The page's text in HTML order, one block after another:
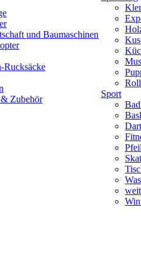
und Baumaschinen
Rucksäcke
Zubehör
Sport
Dart